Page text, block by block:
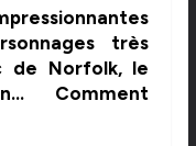
très
de Norfolk, le
Comment